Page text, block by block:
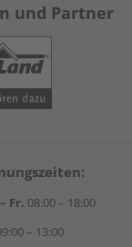
und Partner
Fr. 08:00 – 18:00
– 13:00